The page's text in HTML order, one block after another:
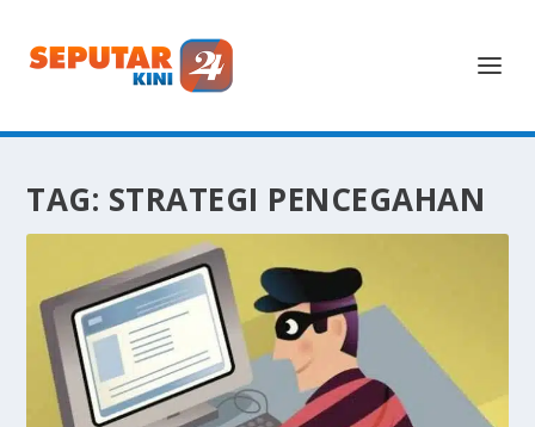
TAG: STRATEGI PENCEGAHAN